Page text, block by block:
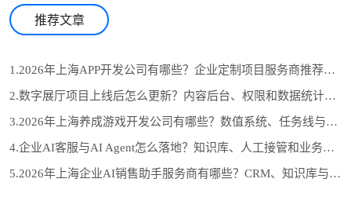
推荐文章
1.2026年上海APP开发公司有哪些？企业定制项目服务商推荐与选型参考
2.数字展厅项目上线后怎么更新？内容后台、权限和数据统计设计
3.2026年上海养成游戏开发公司有哪些？数值系统、任务线与长期运营怎么选
4.企业AI客服与AI Agent怎么落地？知识库、人工接管和业务系统对接流程
5.2026年上海企业AI销售助手服务商有哪些？CRM、知识库与自动跟进怎么选